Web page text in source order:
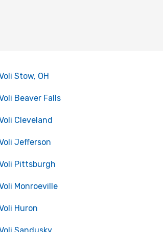
Stow, OH
Beaver Falls
Cleveland
Jefferson
Pittsburgh
Monroeville
Huron